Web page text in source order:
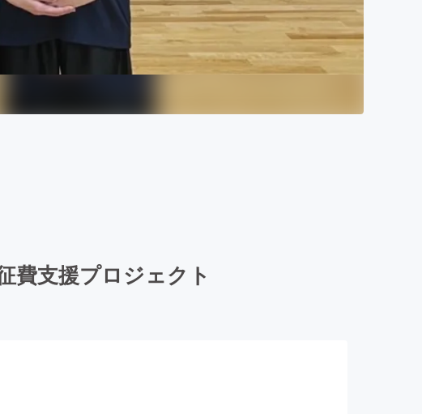
費支援プロジェクト